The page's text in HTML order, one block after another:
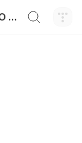
지펠인포의 블로그 (ZIPELINFO BLOG)